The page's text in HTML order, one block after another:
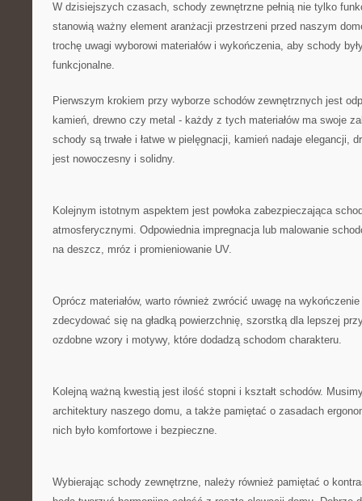
W ‌dzisiejszych⁢ czasach, ⁢schody zewnętrzne pełnią​ nie ‌tylko
stanowią ważny ⁣element ‌aranżacji ‍przestrzeni przed⁤ naszym
trochę uwagi​ wyborowi materiałów‌ i wykończenia, aby schody
funkcjonalne.
Pierwszym krokiem przy ​wyborze schodów ‍zewnętrznych‍ jest
⁤kamień, drewno czy metal -​ każdy ‌z tych⁤ materiałów ma ⁣swoje
schody są trwałe i łatwe w‌ pielęgnacji, kamień nadaje elegancji,
jest nowoczesny i solidny.
Kolejnym istotnym ⁢aspektem ‍jest ⁤powłoka⁢ zabezpieczająca⁢
atmosferycznymi. ⁤Odpowiednia impregnacja⁢ lub malowanie
na deszcz,‍ mróz i promieniowanie UV.
Oprócz materiałów, warto również zwrócić uwagę na‌
zdecydować się⁣ na ⁢gładką⁣ powierzchnię, szorstką⁤ dla lepszej
ozdobne wzory i motywy, które dodadzą schodom charakteru.
Kolejną ważną ⁢kwestią jest ilość ⁣stopni‍ i ⁢kształt schodów.
architektury naszego domu, a⁤ także pamiętać o zasadach
nich było komfortowe i bezpieczne.
Wybierając​ schody zewnętrzne,⁢ należy również pamiętać⁢ o⁤